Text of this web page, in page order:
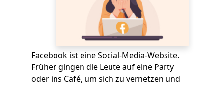
Facebook ist eine Social-Media-Website.
Früher gingen die Leute auf eine Party
oder ins Café, um sich zu vernetzen und